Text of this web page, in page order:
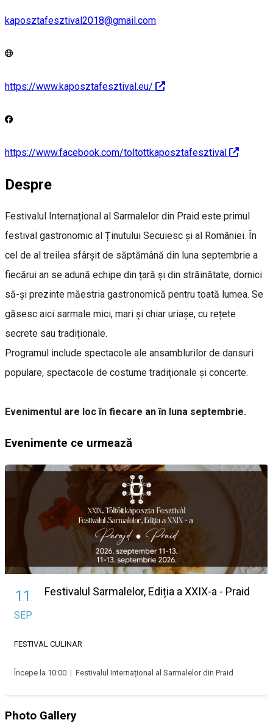
kaposztafesztival2018@gmail.com
https://www.kaposztafesztival.eu/
https://www.facebook.com/toltottkaposztafesztival
Despre
Festivalul Internațional al Sarmalelor din Praid este primul
festival gastronomic al Ținutului Secuiesc și al României. În
cel de al treilea sfârșit de săptămână din luna septembrie a
fiecărui an se adună echipe din țară și din străinătate, dornici
să-și prezinte măestria gastronomică pentru toată lumea. Se
găsesc aici sarmale mici, mari și chiar uriașe, cu rețete
secrete sau tradiționale.
Programul include spectacole ale ansamblurilor de dansuri
populare, spectacole de costume tradiționale și concerte.
Evenimentul are loc în fiecare an în luna septembrie.
Evenimente ce urmează
11
SEP
Festivalul Sarmalelor, Ediția a XXIX-a - Praid
FESTIVAL CULINAR
Începe la 10:00 | Festivalul Internațional al Sarmalelor din Praid
Photo Gallery